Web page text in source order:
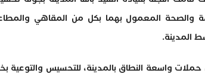
والصحة المعمول بهما بكل من المقاهي
المدينة.
واسعة النطاق بالمدينة، للتحسيس والتوعية